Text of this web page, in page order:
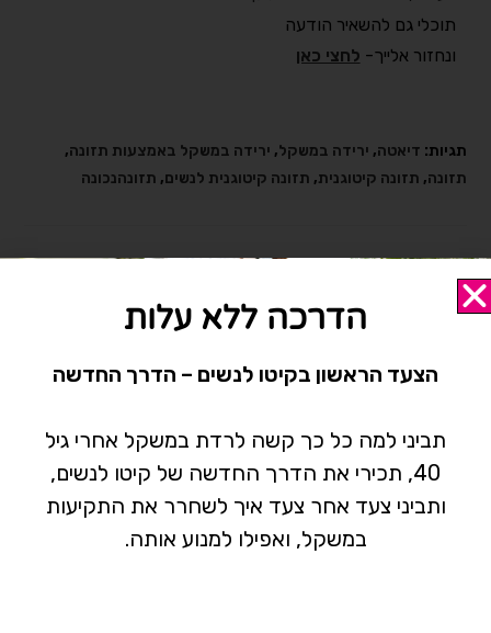
תוכלי גם להשאיר הודעה
ונחזור אלייך- לחצי כאן
תגיות: דיאטה, ירידה במשקל, ירידה במשקל באמצעות תזונה,
תזונה, תזונה קיטוגנית, תזונה קיטוגנית לנשים, תזונהנכונה
אולי תאהב/י גם
עייפות דיאטה
הדרכה ללא עלות
הצעד הראשון בקיטו לנשים – הדרך החדשה
תביני למה כל כך קשה לרדת במשקל אחרי גיל
40, תכירי את הדרך החדשה של קיטו לנשים,
ותביני צעד אחר צעד איך לשחרר את התקיעות
במשקל, ואפילו למנוע אותה.